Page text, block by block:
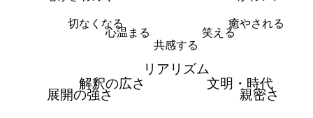
癒やされる
笑える
共感する
心温まる
切なくなる
リアリズム
文明・時代
親密さ
展開の強さ
解釈の広さ